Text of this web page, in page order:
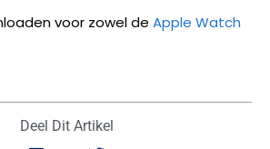
voor zowel de Apple Watch
Deel Dit Artikel